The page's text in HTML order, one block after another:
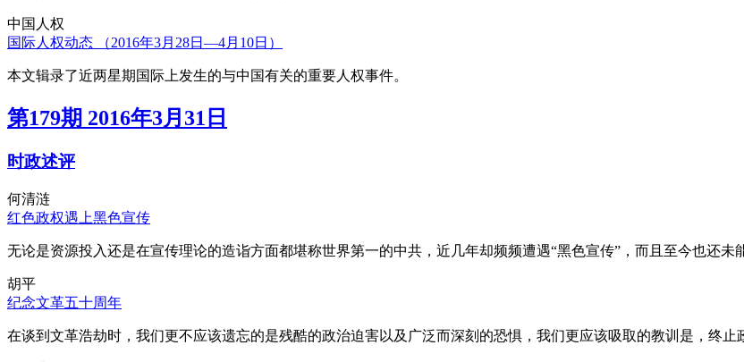
中国人权
国际人权动态 （2016年3月28日—4月10日）
本文辑录了近两星期国际上发生的与中国有关的重要人权事件。
第179期 2016年3月31日
时政述评
何清涟
红色政权遇上黑色宣传
无论是资源投入还是在宣传理论的造诣方面都堪称世界第一的中共，近几年却频频遭遇“黑色宣传”，而且至今也还未
胡平
纪念文革五十周年
在谈到文革浩劫时，我们更不应该遗忘的是残酷的政治迫害以及广泛而深刻的恐惧，我们更应该吸取的教训是，终